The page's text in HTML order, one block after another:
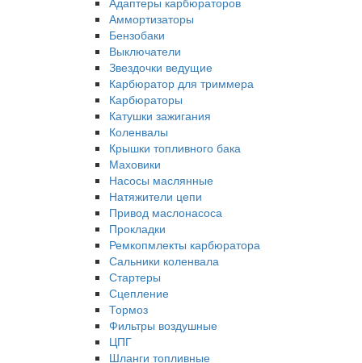
Аммортизаторы
Бензобаки
Выключатели
Звездочки ведущие
Карбюратор для триммера
Карбюраторы
Катушки зажигания
Коленвалы
Крышки топливного бака
Маховики
Насосы маслянные
Натяжители цепи
Привод маслонасоса
Прокладки
Ремкопмлекты карбюратора
Сальники коленвала
Стартеры
Сцепление
Тормоз
Фильтры воздушные
ЦПГ
Шланги топливные